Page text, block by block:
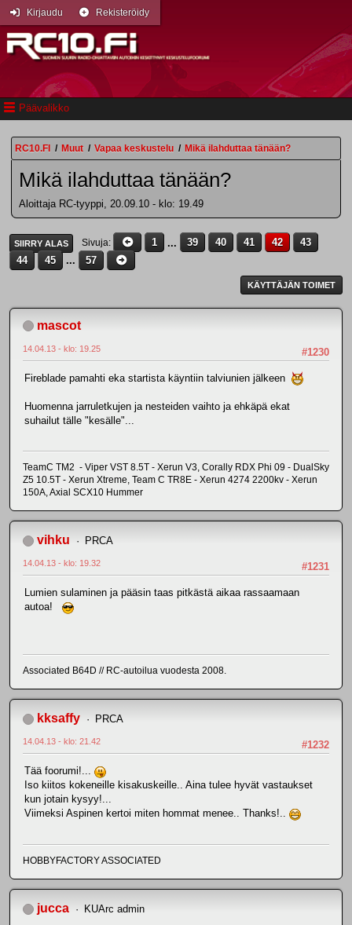
Päävalikko
Kirjaudu Rekisteröidy
RC10.FI / Muut / Vapaa keskustelu / Mikä ilahduttaa tänään?
Mikä ilahduttaa tänään?
Aloittaja RC-tyyppi, 20.09.10 - klo: 19.49
SIIRRY ALAS Sivuja 1 ... 39 40 41 42
43
44
45 ... 57
KÄYTTÄJÄN TOIMET
mascot
#1230
14.04.13 - klo: 19.25
Fireblade pamahti eka startista käyntiin talviunien jälkeen
Huomenna jarruletkujen ja nesteiden vaihto ja ehkäpä ekat
suhailut tälle "kesälle"...
TeamC TM2 - Viper VST 8.5T - Xerun V3, Corally RDX Phi 09 - DualSky
Z5 10.5T - Xerun Xtreme, Team C TR8E - Xerun 4274 2200kv - Xerun
150A, Axial SCX10 Hummer
vihku PRCA
#1231
14.04.13 - klo: 19.32
Lumien sulaminen ja pääsin taas pitkästä aikaa rassaamaan
autoa!
Associated B64D // RC-autoilua vuodesta 2008.
kksaffy PRCA
#1232
14.04.13 - klo: 21.42
Tää foorumi!...
Iso kiitos kokeneille kisakuskeille.. Aina tulee hyvät vastaukset
kun jotain kysyy!...
Viimeksi Aspinen kertoi miten hommat menee.. Thanks!..
HOBBYFACTORY ASSOCIATED
jucca KUArc admin